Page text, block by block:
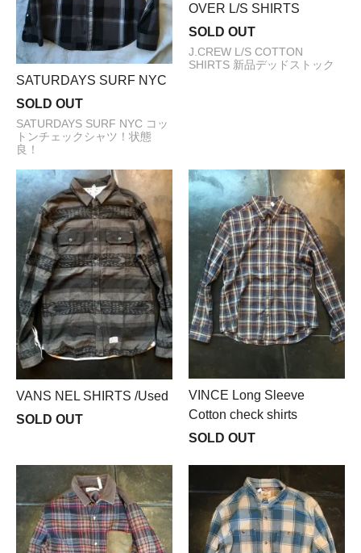
SATURDAYS SURF NYC
SOLD OUT
SATURDAYS SURF NYC コッ
トンチェックシャツ！状態
良！
OVER L/S SHIRTS
SOLD OUT
J.CREW L/S COTTON
SHIRTS 新品デッドストック
VANS NEL SHIRTS /Used
SOLD OUT
VINCE Long Sleeve
Cotton check shirts
SOLD OUT